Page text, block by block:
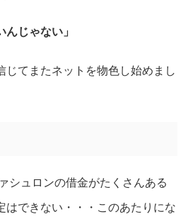
んじゃない」
じてまたネットを物色し始めまし
シュロンの借金がたくさんある
はできない・・・このあたりにな